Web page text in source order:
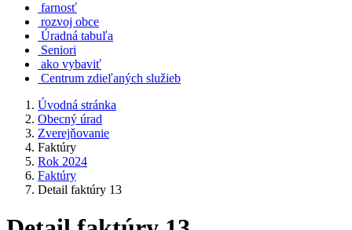
farnosť
rozvoj obce
Úradná tabuľa
Seniori
ako vybaviť
Centrum zdieľaných služieb
Úvodná stránka
Obecný úrad
Zverejňovanie
Faktúry
Rok 2024
Faktúry
Detail faktúry 13